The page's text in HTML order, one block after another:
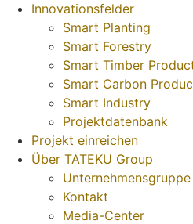
Innovationsfelder
Smart Planting
Smart Forestry
Smart Timber
Smart Carbon
Smart Industry
Projektdatenbank
Projekt einreichen
Über TATEKU Group
Unternehmensgruppe
Kontakt
Media-Center